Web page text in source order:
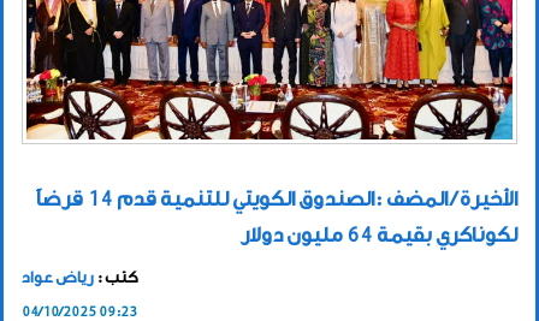
الأخيرة / المضف :الصندوق الكويتي للتنمية قدم 14 قرضاً
لكوناكري بقيمة 64 مليون دولار
كتب : رياض عواد
04/10/2025 09:23